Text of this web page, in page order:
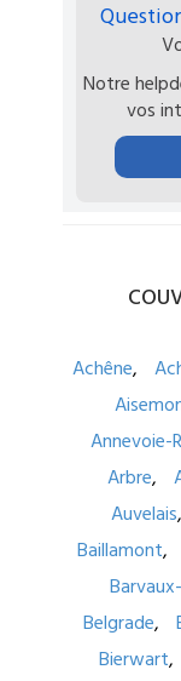
Notre
vos
Achêne
Annevoie-
Arbre
Auvelais
Baillamont
Belgrade
Bierwart